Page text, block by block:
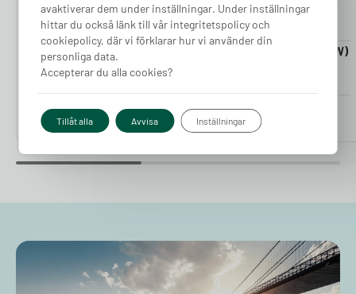
Laddkabel 5-20m (11kW)
Finns i lager
2 380kr
Laddkabel 5-20m (22kW)
2 980 kr
avaktiverar dem under inställningar. Under inställningar
hittar du också länk till vår integritetspolicy och
cookiepolicy, där vi förklarar hur vi använder din
personliga data.
Accepterar du alla cookies?
Tillåt alla Avvisa Inställningar